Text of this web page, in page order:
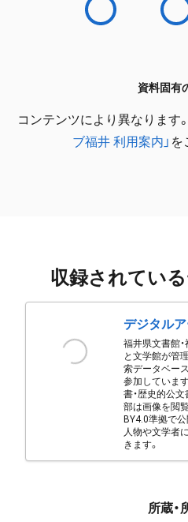
資料固有
コンテンツにより異なります
ブ福井 利用案内」 を
収録されてい
デジタル
福井県文書館
と文学館が管
索データベー
参加していま
書・歴史的公文
部は画像を閲
BY4.0準拠で公
人物や文学者
きます。
所蔵・